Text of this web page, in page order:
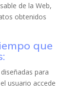
de la Web,
obtenidos
que
para
usuario accede